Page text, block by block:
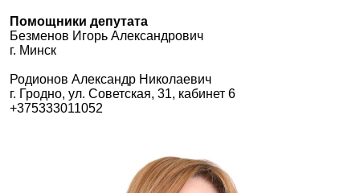
Помощники депутата
Безменов Игорь Александрович
г. Минск
Родионов Александр Николаевич
г. Гродно, ул. Советская, 31, кабинет 6
+375333011052